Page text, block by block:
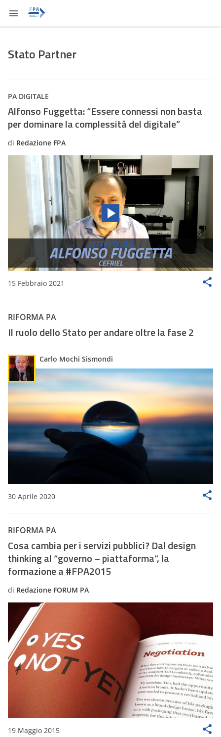
Stato Partner
PA DIGITALE
Alfonso Fuggetta: “Essere connessi non basta
per dominare la complessità del digitale”
di Redazione FPA
15 Febbraio 2021
RIFORMA PA
Il ruolo dello Stato per andare oltre la fase 2
Carlo Mochi Sismondi
30 Aprile 2020
RIFORMA PA
Cosa cambia per i servizi pubblici? Dal design
thinking al “governo – piattaforma”, la
formazione a #FPA2015
di Redazione FORUM PA
19 Maggio 2015